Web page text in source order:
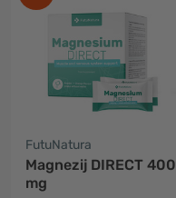
FutuNatura
Magnezij DIRECT 400
mg